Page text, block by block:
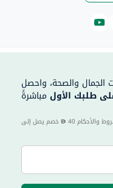
الجمال والصحة، واحصل